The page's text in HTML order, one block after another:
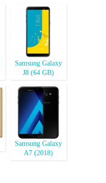
Samsung Galaxy
J8 (64 GB)
Samsung Galaxy
A7 (2018)